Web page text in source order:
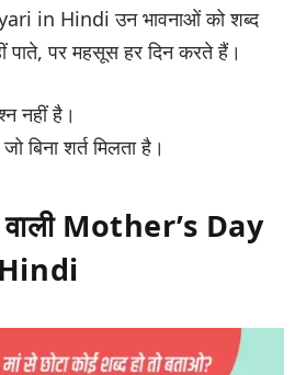
in Hindi उन भावनाओं को शब्द
पाते, पर महसूस हर दिन करते हैं।
नहीं है।
बिना शर्त मिलता है।
वाली Mother’s Day